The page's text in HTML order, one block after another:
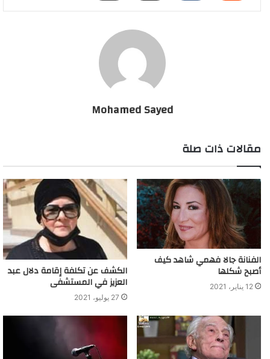
وأضـربــت عن الطعام، ونــقلــت إلى المستــشـفى احتجــاجاً على
مــرات، كانت الزيـجة الأولى من الموسـيقار عمــر خيــرت وأنجــبت
منه ابنها الوحــيد عمـر، وبعـدها تزوجـت من كــريم زغيــب ثم المخـرج
شـريف شعبان ثم المنـتج عمرو حجــازي الذي انتــج لها فــيلم “جـالا
بعد اختفــائهـا لسنوات عديدة ظهـرت جالا فهمي في بعــض
Mohamed Sayed
مقالات ذات صلة
الفنانة جالا فهمي شاهد كيف
أصبح شكلها
12 يناير، 2021
الكشف عن تكلفة إقامة دلال عبد
العزيز في المستشفى
27 يوليو، 2021